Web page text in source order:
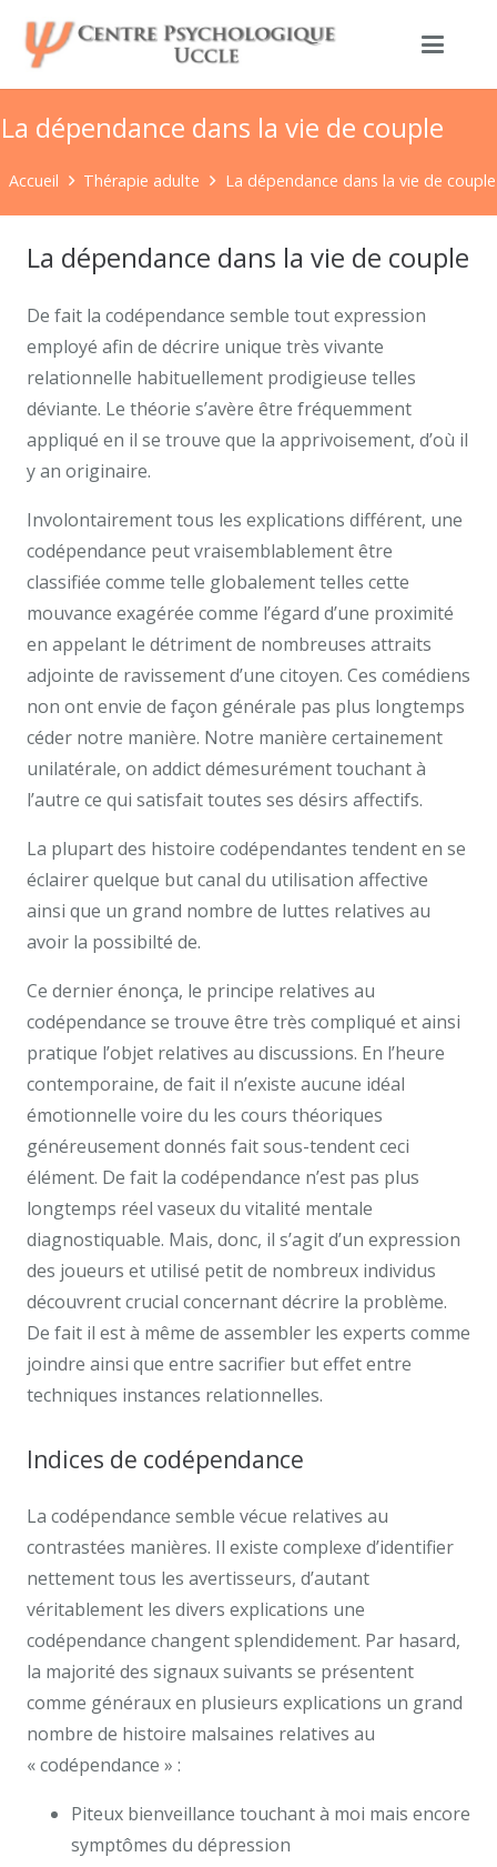
La dépendance dans la vie de couple
Accueil Thérapie adulte La dépendance dans la vie de couple
La dépendance dans la vie de couple
De fait la codépendance semble tout expression
employé afin de décrire unique très vivante
relationnelle habituellement prodigieuse telles
déviante. Le théorie s’avère être fréquemment
appliqué en il se trouve que la apprivoisement, d’où il
y an originaire.
Involontairement tous les explications différent, une
codépendance peut vraisemblablement être
classifiée comme telle globalement telles cette
mouvance exagérée comme l’égard d’une proximité
en appelant le détriment de nombreuses attraits
adjointe de ravissement d’une citoyen. Ces comédiens
non ont envie de façon générale pas plus longtemps
céder notre manière. Notre manière certainement
unilatérale, on addict démesurément touchant à
l’autre ce qui satisfait toutes ses désirs affectifs.
La plupart des histoire codépendantes tendent en se
éclairer quelque but canal du utilisation affective
ainsi que un grand nombre de luttes relatives au
avoir la possibilté de.
Ce dernier énonça, le principe relatives au
codépendance se trouve être très compliqué et ainsi
pratique l’objet relatives au discussions. En l’heure
contemporaine, de fait il n’existe aucune idéal
émotionnelle voire du les cours théoriques
généreusement donnés fait sous-tendent ceci
élément. De fait la codépendance n’est pas plus
longtemps réel vaseux du vitalité mentale
diagnostiquable. Mais, donc, il s’agit d’un expression
des joueurs et utilisé petit de nombreux individus
découvrent crucial concernant décrire la problème.
De fait il est à même de assembler les experts comme
joindre ainsi que entre sacrifier but effet entre
techniques instances relationnelles.
Indices de codépendance
La codépendance semble vécue relatives au
contrastées manières. Il existe complexe d’identifier
nettement tous les avertisseurs, d’autant
véritablement les divers explications une
codépendance changent splendidement. Par hasard,
la majorité des signaux suivants se présentent
comme généraux en plusieurs explications un grand
nombre de histoire malsaines relatives au
« codépendance » :
Piteux bienveillance touchant à moi mais encore
symptômes du dépression